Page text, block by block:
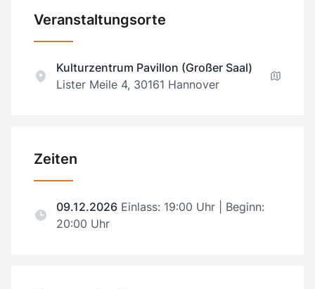
Veranstaltungsorte
Kulturzentrum Pavillon (Großer Saal)
Lister Meile 4, 30161 Hannover
Zeiten
09.12.2026 Einlass: 19:00 Uhr | Beginn:
20:00 Uhr